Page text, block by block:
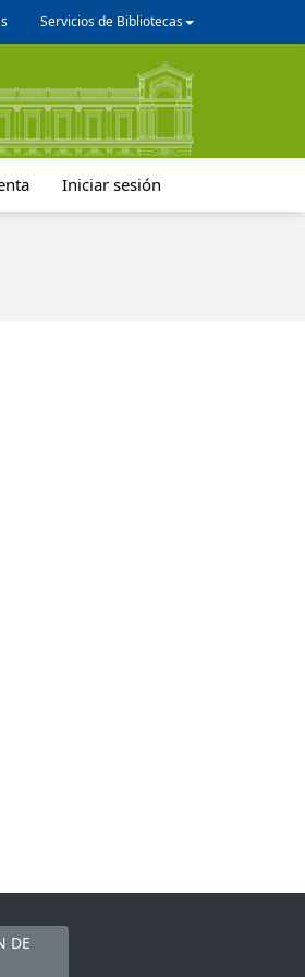
Servicios de Bibliotecas
Iniciar sesión
DE